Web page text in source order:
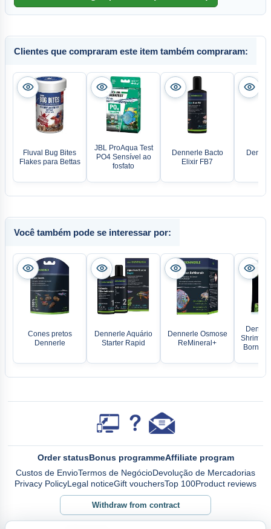
Clientes que compraram este item também compraram:
Fluval Bug Bites
Flakes para Bettas
JBL ProAqua Test
PO4 Sensível ao
fosfato
Dennerle Bacto
Elixir FB7
Você também pode se interessar por:
Cones pretos
Dennerle
Dennerle Aquário
Starter Rapid
Dennerle Osmose
ReMineral+
Shrimps
Borneo
Order statusBonus programmeAffiliate program
Custos de EnvioTermos de NegócioDevolução de Mercadorias
Privacy PolicyLegal noticeGift vouchersTop 100Product reviews
Withdraw from contract